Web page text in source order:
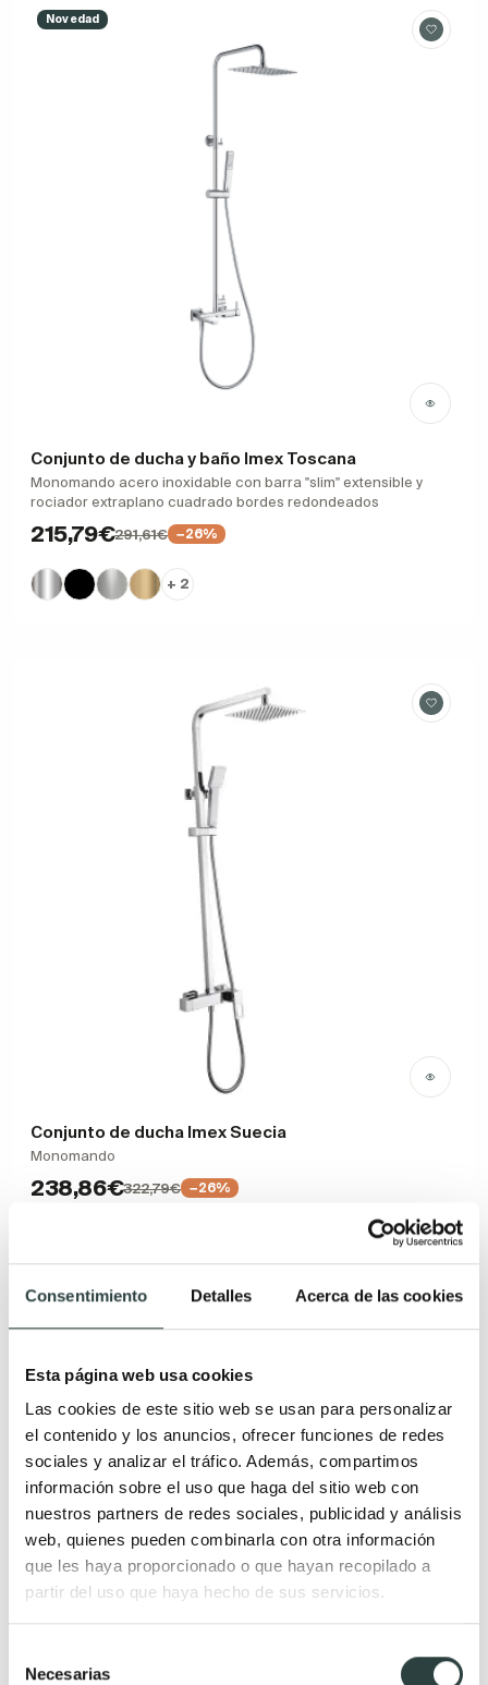
Consentimiento Detalles Acerca de las cookies
Esta página web usa cookies
Las cookies de este sitio web se usan para personalizar
el contenido y los anuncios, ofrecer funciones de redes
sociales y analizar el tráfico. Además, compartimos
información sobre el uso que haga del sitio web con
nuestros partners de redes sociales, publicidad y análisis
web, quienes pueden combinarla con otra información
que les haya proporcionado o que hayan recopilado a
partir del uso que haya hecho de sus servicios.
Necesarias
Novedad
Conjunto de ducha y baño Imex Toscana
Monomando acero inoxidable con barra "slim" extensible y
rociador extraplano cuadrado bordes redondeados
215,79€291,61€ −26%
+ 2
Conjunto de ducha Imex Suecia
Monomando
238,86€322,79€ −26%